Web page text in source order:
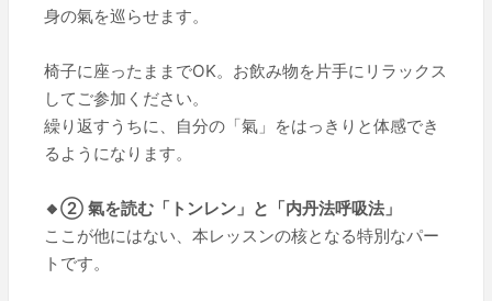
身の氣を巡らせます。
椅子に座ったままでOK。お飲み物を片手にリラックス
してご参加ください。
繰り返すうちに、自分の「氣」をはっきりと体感でき
るようになります。
🔸② 氣を読む「トンレン」と「内丹法呼吸法」
ここが他にはない、本レッスンの核となる特別なパー
トです。